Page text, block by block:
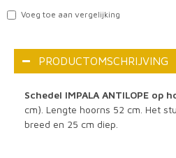
Voeg toe aan vergelijking
PRODUCTOMSCHRIJVING
Schedel IMPALA ANTILOPE op
cm). Lengte hoorns 52 cm. Het
breed en 25 cm diep.